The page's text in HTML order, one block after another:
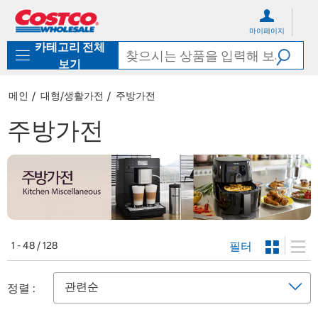
로
기
가
마이페이지
카테고리 전체
보기
메인 대형/생활가전 주방가전
주방가전
1 - 48 / 128 필터
정렬 :